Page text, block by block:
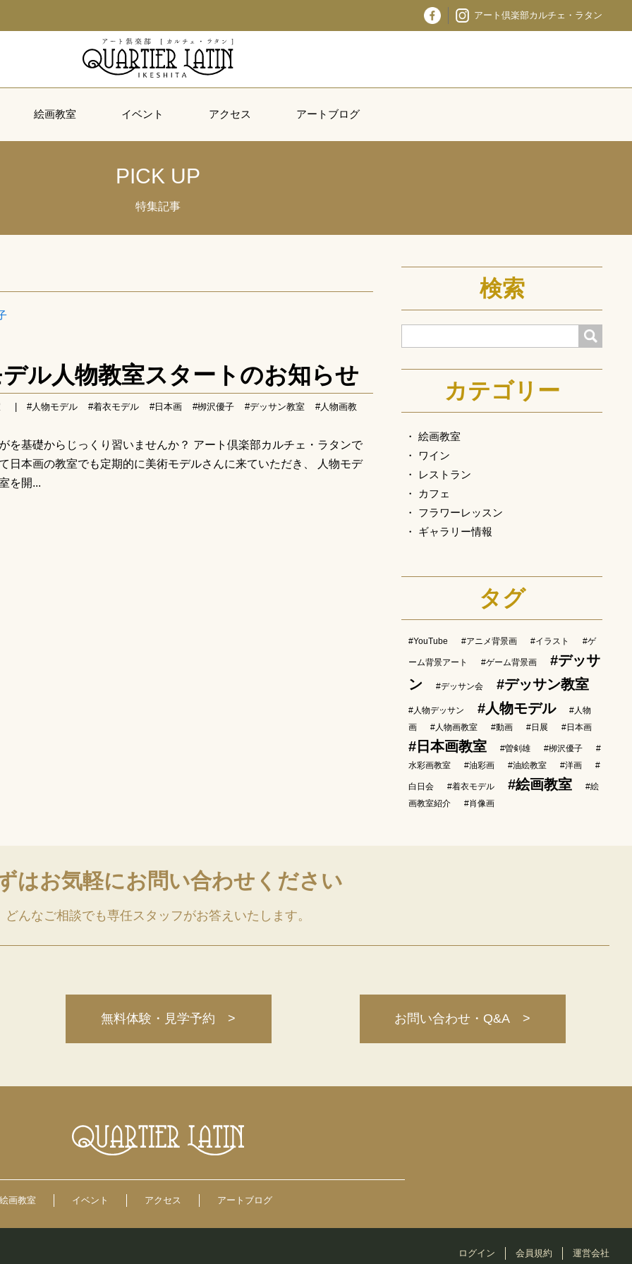
アート倶楽部カルチェ・ラタン
絵画教室 イベント アクセス アートブログ
PICK UP
特集記事
ル人物教室スタートのお知らせ
#人物モデル #着衣モデル #日本画 #栁沢優子 #デッサン教室 #人物画教
を基礎からじっくり習いませんか？ アート倶楽部カルチェ・ラタンで
日本画の教室でも定期的に美術モデルさんに来ていただき、 人物モデ
を開...
検索
検索
カテゴリー
絵画教室
ワイン
レストラン
カフェ
フラワーレッスン
ギャラリー情報
タグ
#YouTube #アニメ背景画 #イラスト #ゲ
ーム背景アート #ゲーム背景画
#デッサ
ン
#デッサン会 #デッサン教室
#人物デッサン #人物モデル
#人物
画
#人物画教室 #動画 #日展 #日本画
#日本画教室 #曽剣雄 #栁沢優子
#
水彩画教室
#油彩画 #油絵教室 #洋画 #
白日会 #着衣モデル #絵画教室
#絵
画教室紹介
#肖像画
はお気軽にお問い合わせください
どんなご相談でも専任スタッフがお答えいたします。
無料体験・見学予約 > お問い合わせ・Q&A >
絵画教室 イベント アクセス アートブログ
ログイン 会員規約 運営会社